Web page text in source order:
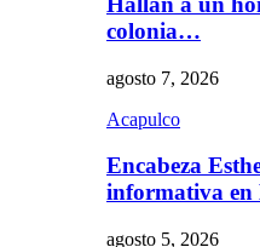
colonia…
agosto 7, 2026
Acapulco
Encabeza
informativa
agosto 5, 2026